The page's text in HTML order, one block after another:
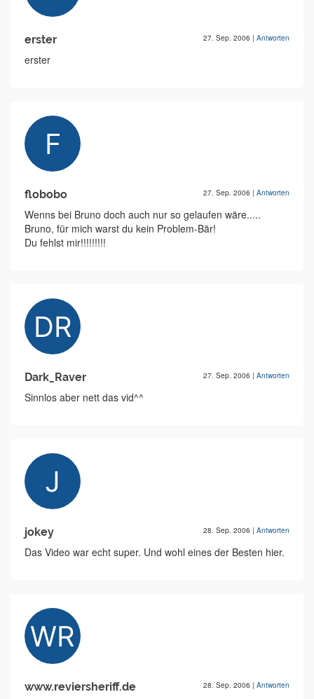
erster 27. Sep. 2006 | Antworten
erster
flobobo 27. Sep. 2006 | Antworten
Wenns bei Bruno doch auch nur so gelaufen wäre.....
Bruno, für mich warst du kein Problem-Bär!
Du fehlst mir!!!!!!!!!
Dark_Raver 27. Sep. 2006 | Antworten
Sinnlos aber nett das vid^^
jokey 28. Sep. 2006 | Antworten
Das Video war echt super. Und wohl eines der Besten hier.
www.reviersheriff.de 28. Sep. 2006 | Antworten